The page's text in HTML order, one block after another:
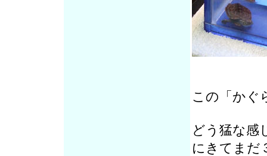
この「かぐ
どう猛な感
にきてまだ